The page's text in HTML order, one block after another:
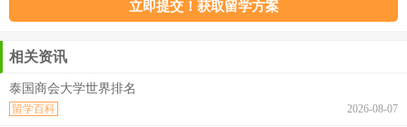
相关资讯
泰国商会大学世界排名
2026-08-07
留学百科